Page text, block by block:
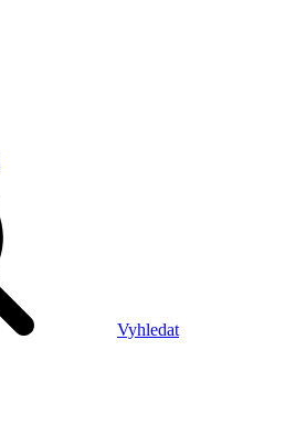
Vyhledat